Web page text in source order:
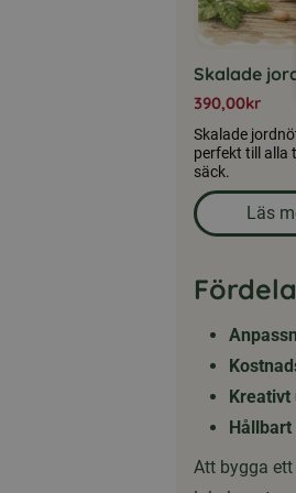
Skalade
390,00kr
Skalade
perfekt till alla
säck.
Läs
Kreativt
Hållbart
Att bygga